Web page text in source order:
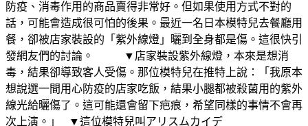
防疫、消毒作用的商品賣得非常好。但如果使用方式不對的
話，可能會造成很可怕的後果。最近一名日本模特兒去餐廳用
餐，卻被店家裝設的「紫外線燈」曬到全身都是傷。這很快引
發網友們的討論。 ▼店家裝設紫外線燈，本來是想消
毒，結果卻導致客人受傷。那位模特兒在推特上說：「我原本
想說選一間用心防疫的店家吃飯，結果小腿都被殺菌用的紫外
線光給曬傷了。這可能還會留下疤痕，希望同樣的事情不會再
次上演。」 ▼這位模特兒叫アリスムカイデ